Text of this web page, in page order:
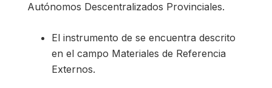
Autónomos Descentralizados Provinciales.
El instrumento de se encuentra descrito
en el campo Materiales de Referencia
Externos.